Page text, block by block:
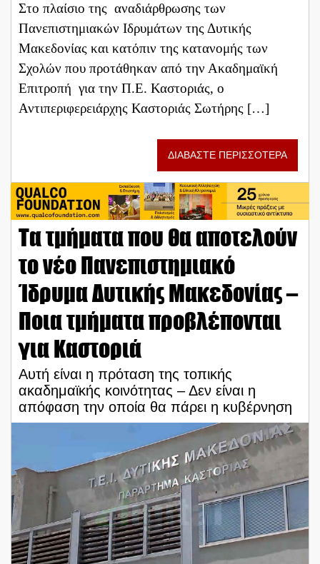
Στο πλαίσιο της αναδιάρθρωσης των
Πανεπιστημιακών Ιδρυμάτων της Δυτικής
Μακεδονίας και κατόπιν της κατανομής των
Σχολών που προτάθηκαν από την Ακαδημαϊκή
Επιτροπή για την Π.Ε. Καστοριάς, ο
Αντιπεριφερειάρχης Καστοριάς Σωτήρης […]
ΔΙΑΒΑΣΤΕ ΠΕΡΙΣΣΟΤΕΡΑ
Τα τμήματα που θα αποτελούν
το νέο Πανεπιστημιακό
Ίδρυμα Δυτικής Μακεδονίας –
Ποια τμήματα προβλέπονται
για Καστοριά
Αυτή είναι η πρόταση της τοπικής
ακαδημαϊκής κοινότητας – Δεν είναι η
απόφαση την οποία θα πάρει η κυβέρνηση